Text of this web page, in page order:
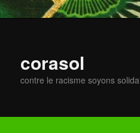
corasol
contre le racisme soyons